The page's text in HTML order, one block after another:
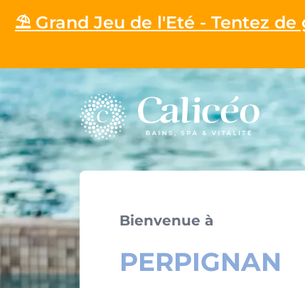
⛱️ Grand Jeu de l'Eté - Tentez
Homepage
Bienvenue à
PERPIGNAN